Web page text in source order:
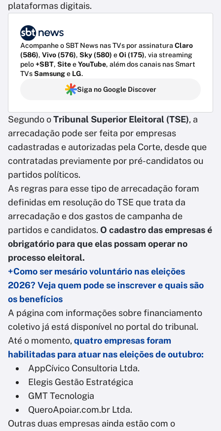
plataformas digitais.
Acompanhe o SBT News nas TVs por assinatura Claro
(586), Vivo (576), Sky (580) eOi (175), via streaming
pelo+SBT, SiteeYouTube, além dos canais nas Smart
TVsSamsunge LG.
Siga no Google Discover
Segundo oTribunal Superior Eleitoral (TSE), a
arrecadação pode ser feita por empresas
cadastradas e autorizadas pela Corte, desde que
contratadas previamente por pré-candidatos ou
partidos políticos.
As regras para esse tipo de arrecadação foram
definidas em resolução do TSE que trata da
arrecadação e dos gastos de campanha de
partidos e candidatos. O cadastro das empresas é
obrigatório para que elas possam operar no
processo eleitoral.
+Como ser mesário voluntário nas eleições
2026? Veja quem pode se inscrever e quais são
os benefícios
A página com informações sobre financiamento
coletivo já está disponível no portal do tribunal.
Até o momento, quatro empresas foram
habilitadas para atuar nas eleições de outubro:
AppCívico Consultoria Ltda.
Elegis Gestão Estratégica
GMT Tecnologia
QueroApoiar.com.br Ltda.
Outras duas empresas ainda estão com o